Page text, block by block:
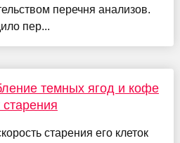
перечня анализов.
пер...
темных ягод и кофе
старения его клеток